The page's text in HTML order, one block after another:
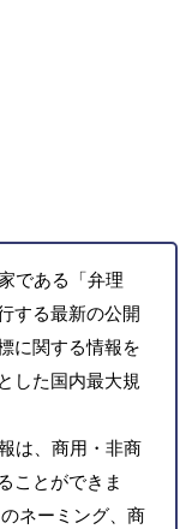
である「弁理
する最新の公開
に関する情報を
した国内最大規
は、商用・非商
ことができま
ネーミング、商